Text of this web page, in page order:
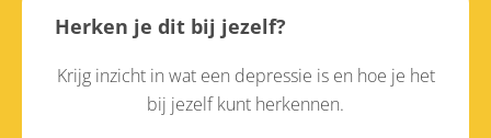
Herken je dit bij jezelf?
Krijg inzicht in wat een depressie is en hoe je het
bij jezelf kunt herkennen.